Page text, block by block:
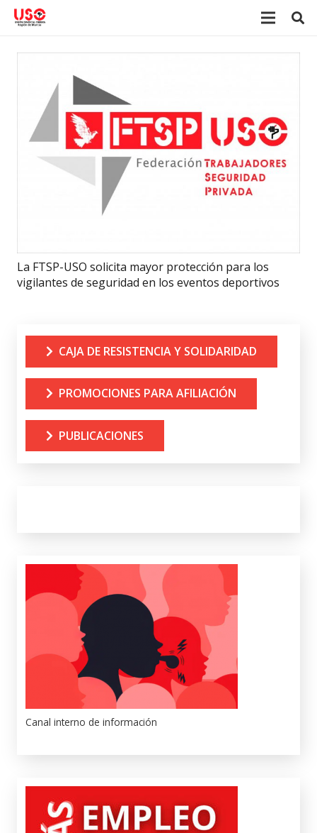
La FTSP-USO solicita mayor protección para los
vigilantes de seguridad en los eventos deportivos
CAJA DE RESISTENCIA Y SOLIDARIDAD
PROMOCIONES PARA AFILIACIÓN
PUBLICACIONES
Canal interno de información